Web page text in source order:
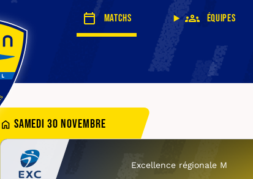
Matchs Équipes
Samedi 30 novembre
Excellence régionale M